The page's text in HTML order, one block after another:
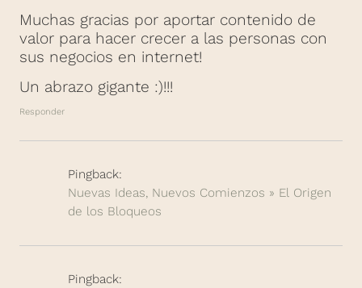
Muchas gracias por aportar contenido de
valor para hacer crecer a las personas con
sus negocios en internet!
Un abrazo gigante :)!!!
Responder
Pingback:
Nuevas Ideas, Nuevos Comienzos » El Origen
de los Bloqueos
Pingback: